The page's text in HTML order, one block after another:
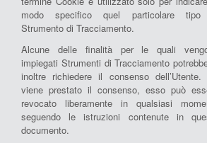
modo specifico quel particolare
Strumento di Tracciamento.
Alcune delle finalità per le quali
impiegati Strumenti di Tracciamento
inoltre richiedere il consenso dell’Utente.
viene prestato il consenso, esso può
revocato liberamente in qualsiasi
seguendo le istruzioni contenute in
documento.